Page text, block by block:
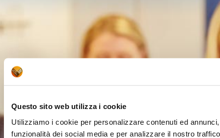
Questo sito web utilizza i cookie
Utilizziamo i cookie per personalizzare contenuti ed
funzionalità dei social media e per analizzare il nostro